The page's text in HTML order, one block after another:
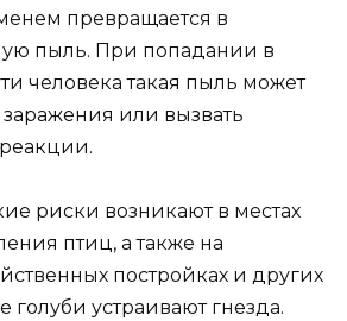
превращается в
пыль. При попадании в
человека такая пыль может
или вызвать
риски возникают в местах
птиц, а также на
постройках и других
голуби устраивают гнезда.